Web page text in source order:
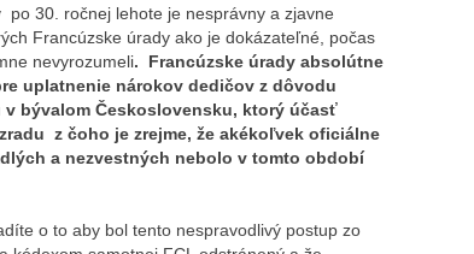
30. ročnej lehote je nesprávny a zjavne
Francúzske úrady ako je dokázateľné, počas
nevyrozumeli. Francúzske úrady absolútne
uplatnenie nárokov dedičov z dôvodu
bývalom Československu, ktorý účasť
z čoho je zrejme, že akékoľvek oficiálne
a nezvestných nebolo v tomto období
o to aby bol tento nespravodlivý postup zo